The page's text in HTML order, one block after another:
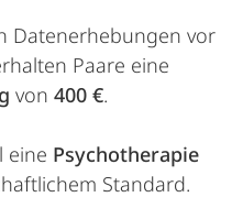
Datenerhebungen vor
Paare eine
von 400 €.
eine Psychotherapie
Standard.